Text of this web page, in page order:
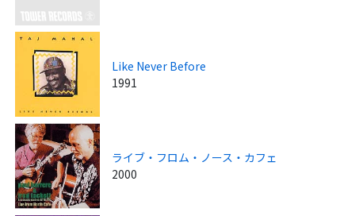
Like Never Before
1991
ライブ・フロム・ノース・カフェ
2000